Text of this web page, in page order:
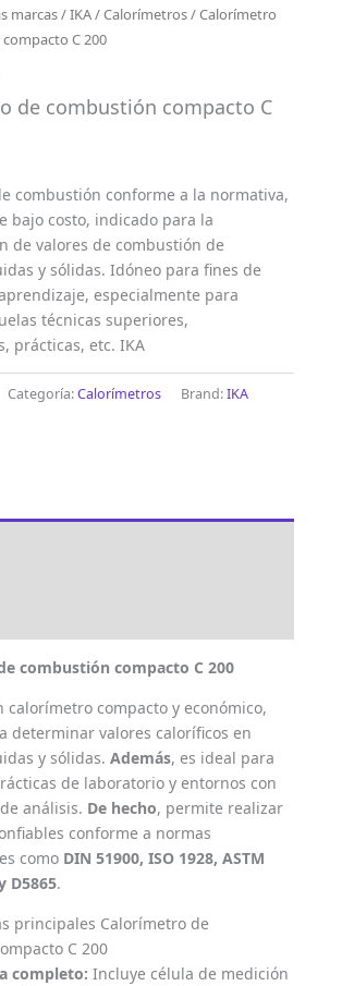
marcas/IKA/Calorímetros/ Calorímetro
C 200
de combustión compacto C
combustión conforme a la normativa,
bajo costo, indicado para la
de valores de combustión de
y sólidas. Idóneo para fines de
especialmente para
técnicas superiores,
prácticas, etc. IKA
Categoría:Calorímetros Brand:IKA
combustión compacto C 200
calorímetro compacto y económico,
determinar valores caloríficos en
y sólidas. Además, es ideal para
de laboratorio y entornos con
análisis. De hecho, permite realizar
conforme a normas
como DIN 51900, ISO 1928, ASTM
D5865.
principales Calorímetro de
C 200
completo: Incluye célula de medición